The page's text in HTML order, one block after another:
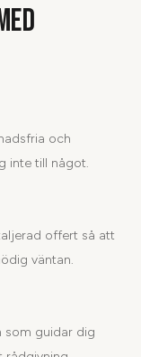
och
inte till något.
offert så att
väntan.
som guidar dig